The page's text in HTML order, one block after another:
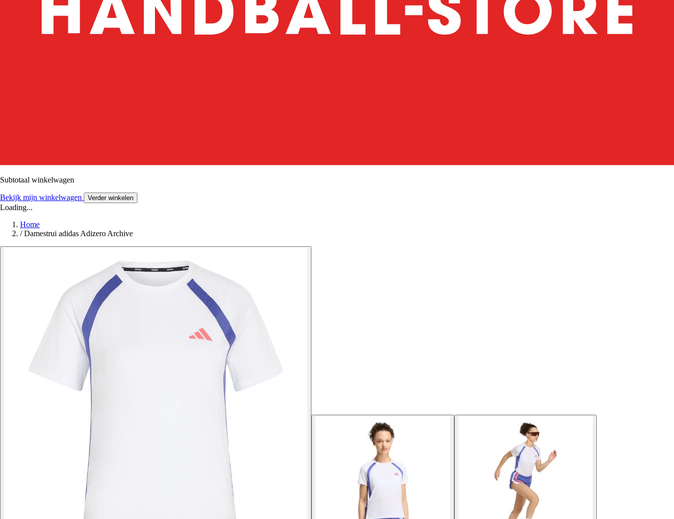
Subtotaal winkelwagen
Bekijk mijn winkelwagen Verder winkelen
Loading...
Home
/ Damestrui adidas Adizero Archive